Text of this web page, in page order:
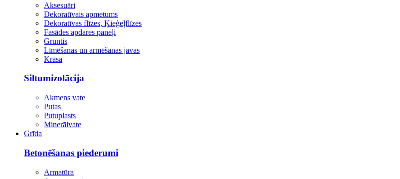
Aksesuāri
Dekoratīvais apmetums
Dekoratīvas flīzes, Ķieģeļflīzes
Fasādes apdares paneļi
Gruntis
Līmēšanas un armēšanas javas
Krāsa
Siltumizolācija
Akmens vate
Putas
Putuplasts
Minerālvate
Grīda
Betonēšanas piederumi
Armatūra